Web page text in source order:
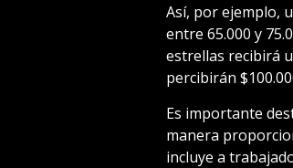
Así, por ejemplo,
entre 65.000 y
estrellas recibirá
percibirán
Es importante
manera
incluye a